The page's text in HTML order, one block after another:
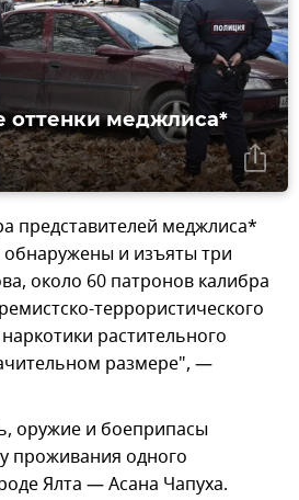
оттенки меджлиса*
представителей меджлиса*
и изъяты три
около 60 патронов калибра
террористического
растительного
размере", —
оружие и боеприпасы
проживания одного
Ялта — Асана Чапуха.